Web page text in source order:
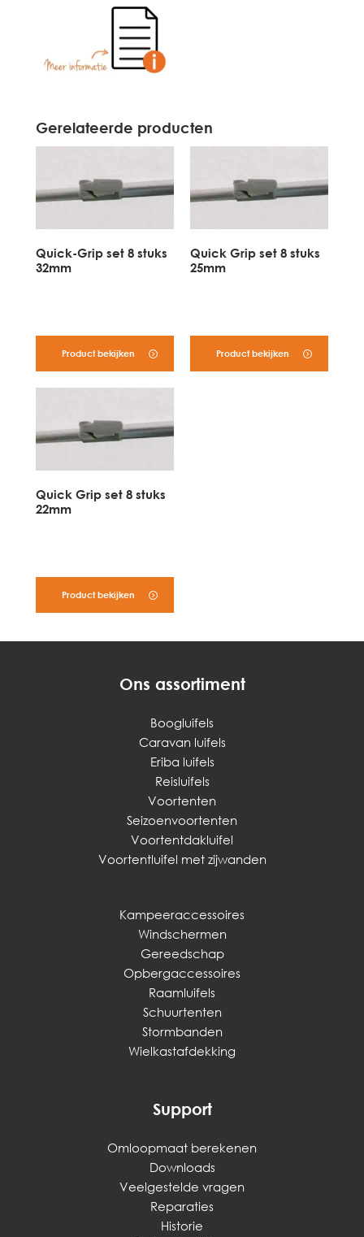
Gerelateerde producten
Quick-Grip set 8 stuks
32mm
Product bekijken
Quick Grip set 8 stuks
25mm
Product bekijken
Quick Grip set 8 stuks
22mm
Product bekijken
Ons assortiment
Boogluifels
Caravan luifels
Eriba luifels
Reisluifels
Voortenten
Seizoenvoortenten
Voortentdakluifel
Voortentluifel met zijwanden
Kampeeraccessoires
Windschermen
Gereedschap
Opbergaccessoires
Raamluifels
Schuurtenten
Stormbanden
Wielkastafdekking
Support
Omloopmaat berekenen
Downloads
Veelgestelde vragen
Reparaties
Historie